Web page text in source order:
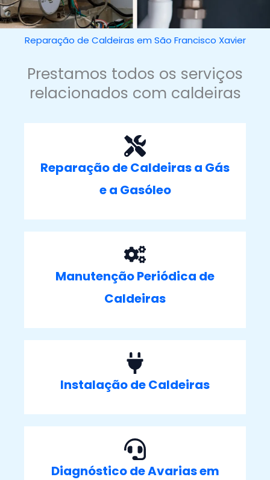
Reparação de Caldeiras em São Francisco Xavier
Prestamos todos os serviços
relacionados com caldeiras
Reparação de Caldeiras a Gás
e a Gasóleo
Manutenção Periódica de
Caldeiras
Instalação de Caldeiras
Diagnóstico de Avarias em